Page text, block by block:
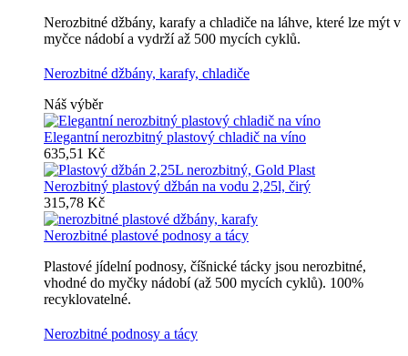
Nerozbitné džbány, karafy a chladiče na láhve, které lze mýt v
myčce nádobí a vydrží až 500 mycích cyklů.
Nerozbitné džbány, karafy, chladiče
Náš výběr
Elegantní nerozbitný plastový chladič na víno
635,51 Kč
Nerozbitný plastový džbán na vodu 2,25l, čirý
315,78 Kč
Nerozbitné plastové podnosy a tácy
Plastové jídelní podnosy, číšnické tácky jsou nerozbitné,
vhodné do myčky nádobí (až 500 mycích cyklů). 100%
recyklovatelné.
Nerozbitné podnosy a tácy